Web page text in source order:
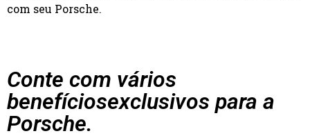
com seu Porsche.
Conte com vários
benefíciosexclusivos para a
Porsche.